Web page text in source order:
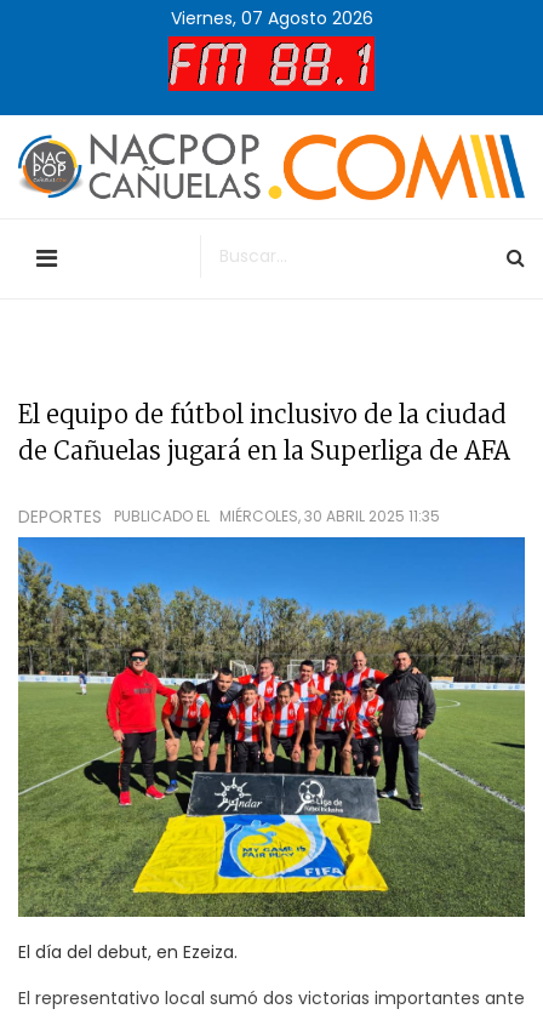
Viernes, 07 Agosto 2026
El equipo de fútbol inclusivo de la ciudad
de Cañuelas jugará en la Superliga de AFA
DEPORTES PUBLICADO EL MIÉRCOLES, 30 ABRIL 2025 11:35
El día del debut, en Ezeiza.
El representativo local sumó dos victorias importantes ante